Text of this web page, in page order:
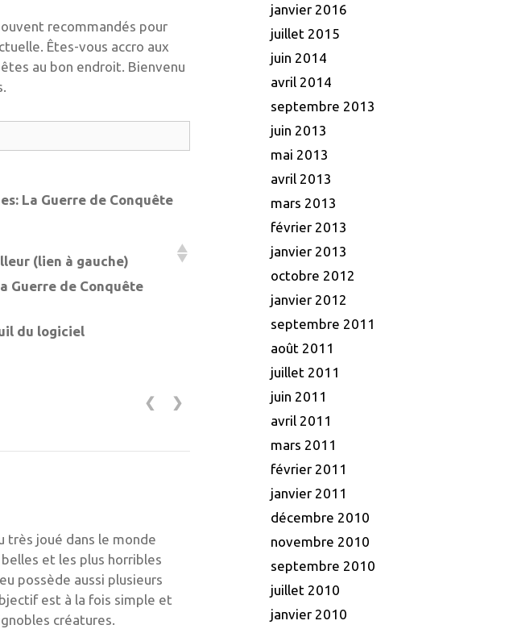
recommandés pour
Êtes-vous accro aux
au bon endroit. Bienvenu
La Guerre de Conquête
(lien à gauche)
Guerre de Conquête
du logiciel
❮ ❯
très joué dans le monde
et les plus horribles
possède aussi plusieurs
est à la fois simple et
créatures.
janvier 2016
juillet 2015
juin 2014
avril 2014
septembre 2013
juin 2013
mai 2013
avril 2013
mars 2013
février 2013
janvier 2013
octobre 2012
janvier 2012
septembre 2011
août 2011
juillet 2011
juin 2011
avril 2011
mars 2011
février 2011
janvier 2011
décembre 2010
novembre 2010
septembre 2010
juillet 2010
janvier 2010